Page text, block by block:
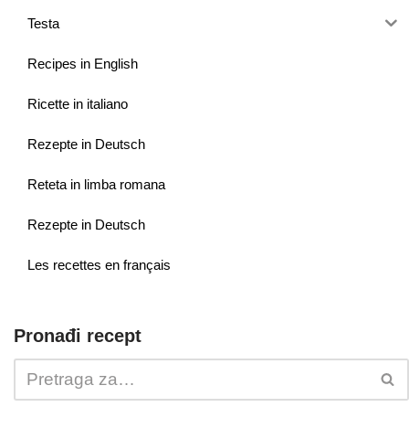
Testa
Recipes in English
Ricette in italiano
Rezepte in Deutsch
Reteta in limba romana
Rezepte in Deutsch
Les recettes en français
Pronađi recept